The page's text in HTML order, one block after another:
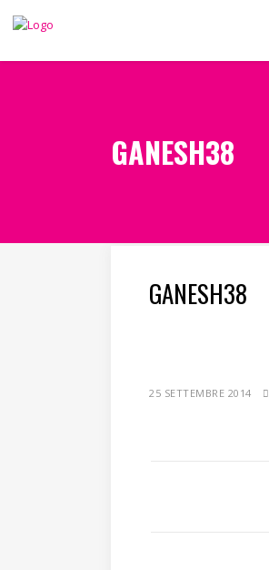
GANESH38
GANESH38
25 SETTEMBRE 2014